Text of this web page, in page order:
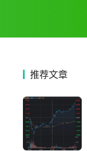
推荐文章